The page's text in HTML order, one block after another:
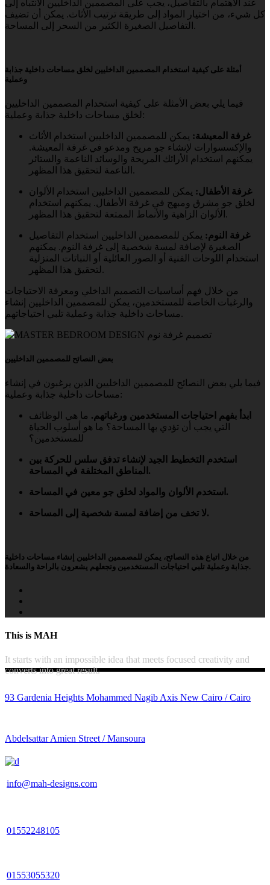
عند الاهتمام بالتفاصيل، يجب على المصممين الداخليين الانتباه إلى
كل شيء، من اختيار المواد إلى طريقة ترتيب الأثاث. يمكن أن تضيف
التفاصيل الصغيرة الكثير من السحر إلى المساحة.
أمثلة على كيفية استخدام المصممين الداخليين لخلق مساحات داخلية جذابة
وعملية
فيما يلي بعض الأمثلة على كيفية استخدام المصممين الداخليين
لخلق مساحات داخلية جذابة وعملية:
غرفة المعيشة: يمكن للمصممين الداخليين استخدام الأثاث
والإكسسوارات لإنشاء جو مريح ومدعو في غرفة المعيشة.
يمكنهم استخدام الأرائك المريحة والوسائد الناعمة والستائر
الناعمة لتحقيق هذا المظهر.
غرفة الأطفال: يمكن للمصممين الداخليين استخدام الألوان
لخلق جو مشرق ومبهج في غرفة الأطفال. يمكنهم استخدام
الألوان الزاهية والأنماط الممتعة لتحقيق هذا المظهر.
غرفة النوم: يمكن للمصممين الداخليين استخدام التفاصيل
الصغيرة لإضافة لمسة شخصية إلى غرفة النوم. يمكنهم
استخدام اللوحات الفنية أو الصور العائلية أو النباتات المنزلية
لتحقيق هذا المظهر.
من خلال فهم أساسيات التصميم الداخلي ومعرفة الاحتياجات
والرغبات الخاصة للمستخدمين، يمكن للمصممين الداخليين إنشاء
مساحات داخلية جذابة وعملية تلبي احتياجاتهم.
بعض النصائح للمصممين الداخليين
فيما يلي بعض النصائح للمصممين الداخليين الذين يرغبون في إنشاء
مساحات داخلية جذابة وعملية:
ابدأ بفهم احتياجات المستخدمين ورغباتهم. ما هي الوظائف
التي يجب أن تؤدي بها المساحة؟ ما هو أسلوب الحياة
للمستخدمين؟
استخدم التخطيط الجيد لإنشاء تدفق سلس للحركة بين
المناطق المختلفة في المساحة.
استخدم الألوان والمواد لخلق جو معين في المساحة.
لا تخف من إضافة لمسة شخصية إلى المساحة.
من خلال اتباع هذه النصائح، يمكن للمصممين الداخليين إنشاء مساحات داخلية
جذابة وعملية تلبي احتياجات المستخدمين وتجعلهم يشعرون بالراحة والسعادة.
This is MAH
It starts with an impossible idea that meets focused creativity and
converts into great result.
93 Gardenia Heights Mohammed Nagib Axis New Cairo / Cairo
Abdelsattar Amien Street / Mansoura
info@mah-designs.com
01552248105
01553055320